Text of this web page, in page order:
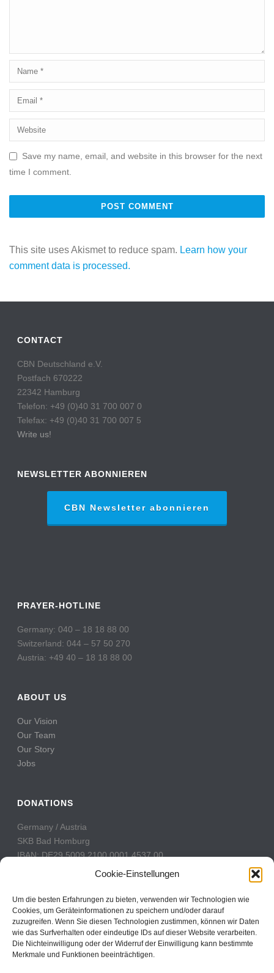
Cookie-Einstellungen
Um die besten Erfahrungen zu bieten, verwenden wir Technologien wie
Cookies, um Geräteinformationen zu speichern und/oder darauf
zuzugreifen. Wenn Sie diesen Technologien zustimmen, können wir Daten
wie das Surfverhalten oder eindeutige IDs auf dieser Website verarbeiten.
Die Nichteinwilligung oder der Widerruf der Einwilligung kann bestimmte
Merkmale und Funktionen beeinträchtigen.
Save my name, email, and website in this browser for the next
time I comment.
This site uses Akismet to reduce spam. Learn how your
comment data is processed.
CONTACT
CBN Deutschland e.V.
Postfach 670222
22342 Hamburg
Telefon: +49 (0)40 31 700 007 0
Telefax: +49 (0)40 31 700 007 5
Write us!
NEWSLETTER ABONNIEREN
CBN Newsletter abonnieren
PRAYER-HOTLINE
Germany: 040 – 18 18 88 00
Switzerland: 044 – 57 50 270
Austria: +49 40 – 18 18 88 00
ABOUT US
Our Vision
Our Team
Our Story
Jobs
DONATIONS
Germany / Austria
SKB Bad Homburg
IBAN: DE29 5009 2100 0001 4537 00
BIC: GENODE51BH2
Switzerland
PostFinance
Konto: 60-742493-7
IBAN: CH31 0900 0000 6074 2493 7
BIC: POFICHBEXXX